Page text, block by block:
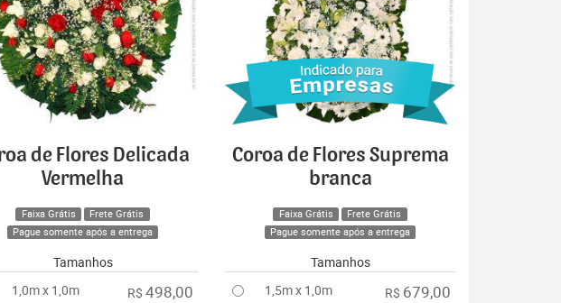
de Flores Delicada
Vermelha
Faixa Grátis
Frete Grátis
Pague somente após a entrega
Tamanhos
1,0m x 1,0m
R$ 498,00
Coroa de Flores Suprema
branca
Faixa Grátis
Frete Grátis
Pague somente após a entrega
Tamanhos
1,5m x 1,0m
R$ 679,00